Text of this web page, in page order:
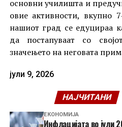
основни училишта и
овие активности, вкупно
нашиот град се едуцираа
да постапуваат со
значењето на неговата
јули 9, 2026
НАЈЧИТАНИ
ЕКОНОМИЈА
Инфлацијата во јули